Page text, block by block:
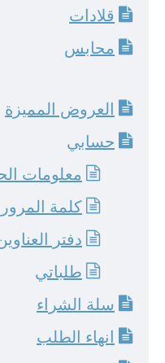
قلادات
محابس
العروض المميزة
حسابي
معلومات
كلمة المرور
دفتر
طلباتي
سلة الشراء
انهاء الطلب